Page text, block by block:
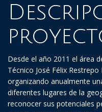
Desde el año 2011 el área
Técnico José Félix
organizando anualmente
diferentes lugares de la
reconocer sus potenciales